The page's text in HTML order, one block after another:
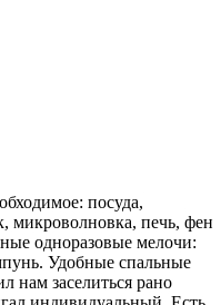
посуда,
микроволновка, печь, фен
одноразовые мелочи:
Удобные спальные
нам заселиться рано